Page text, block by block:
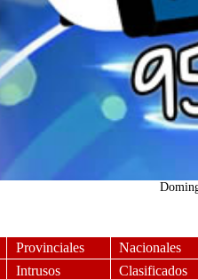
Provinciales
Nacionales
Intrusos Clasificados